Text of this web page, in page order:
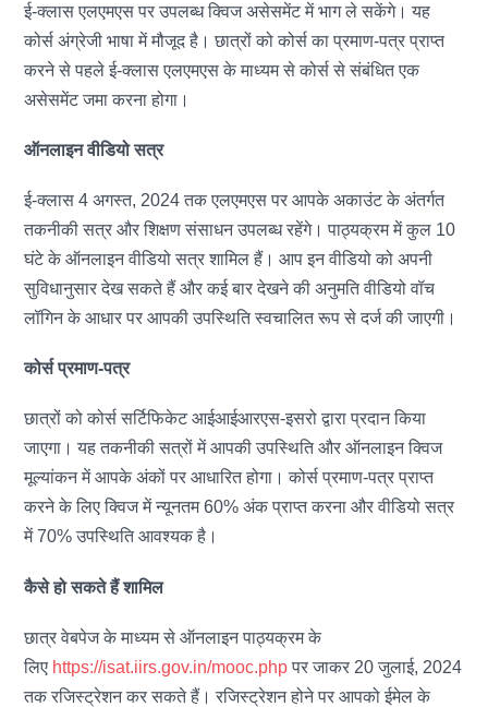
ई-क्लास एलएमएस पर उपलब्ध क्विज असेसमेंट में भाग ले सकेंगे। यह
कोर्स अंग्रेजी भाषा में मौजूद है। छात्रों को कोर्स का प्रमाण-पत्र प्राप्त
करने से पहले ई-क्लास एलएमएस के माध्यम से कोर्स से संबंधित एक
असेसमेंट जमा करना होगा।
ऑनलाइन वीडियो सत्र
ई-क्लास 4 अगस्त, 2024 तक एलएमएस पर आपके अकाउंट के अंतर्गत
तकनीकी सत्र और शिक्षण संसाधन उपलब्ध रहेंगे। पाठ्यक्रम में कुल 10
घंटे के ऑनलाइन वीडियो सत्र शामिल हैं। आप इन वीडियो को अपनी
सुविधानुसार देख सकते हैं और कई बार देखने की अनुमति वीडियो वॉच
लॉगिन के आधार पर आपकी उपस्थिति स्वचालित रूप से दर्ज की जाएगी।
कोर्स प्रमाण-पत्र
छात्रों को कोर्स सर्टिफिकेट आईआईआरएस-इसरो द्वारा प्रदान किया
जाएगा। यह तकनीकी सत्रों में आपकी उपस्थिति और ऑनलाइन क्विज
मूल्यांकन में आपके अंकों पर आधारित होगा। कोर्स प्रमाण-पत्र प्राप्त
करने के लिए क्विज में न्यूनतम 60% अंक प्राप्त करना और वीडियो सत्र
में 70% उपस्थिति आवश्यक है।
कैसे हो सकते हैं शामिल
छात्र वेबपेज के माध्यम से ऑनलाइन पाठ्यक्रम के
लिए https://isat.iirs.gov.in/mooc.phpपर जाकर 20 जुलाई, 2024
तक रजिस्ट्रेशन कर सकते हैं। रजिस्ट्रेशन होने पर आपको ईमेल के